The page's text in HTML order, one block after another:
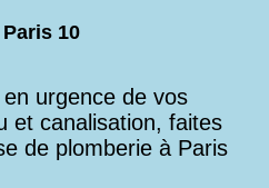
10
urgence de vos
et canalisation, faites
de plomberie à Paris